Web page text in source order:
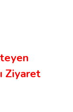
Ziyaret